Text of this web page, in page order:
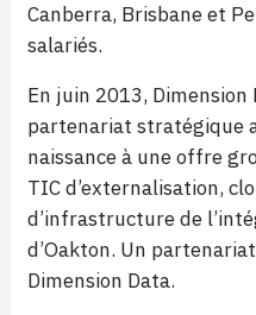
Canberra, Brisbane et
salariés.
En juin 2013, Dimension
partenariat stratégique
naissance à une offre
TIC d’externalisation,
d’infrastructure de
d’Oakton. Un
Dimension Data.